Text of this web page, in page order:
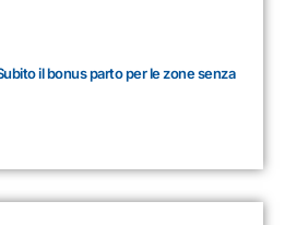
il bonus parto per le zone senza